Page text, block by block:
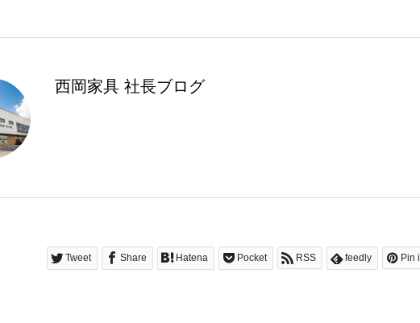
西岡家具 社長ブログ
Tweet Share Hatena Pocket RSS feedly Pin